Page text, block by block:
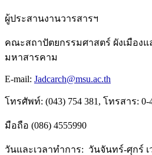
ผู้ประสานงานวารสารฯ
คณะสถาปัตยกรรมศาสตร์ ผังเมือง
มหาสารคาม
E-mail: Jadcarch@msu.ac.th
โทรศัพท์: (043) 754 381, โทรสาร: 0-
มือถือ (086) 4555990
วันและเวลาทำการ: วันจันทร์-ศุกร์ เ